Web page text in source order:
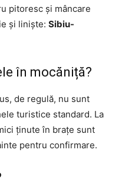
pitoresc și mâncare
și liniște: Sibiu-
în mocăniță?
de regulă, nu sunt
turistice standard. La
ținute în brațe sunt
pentru confirmare.